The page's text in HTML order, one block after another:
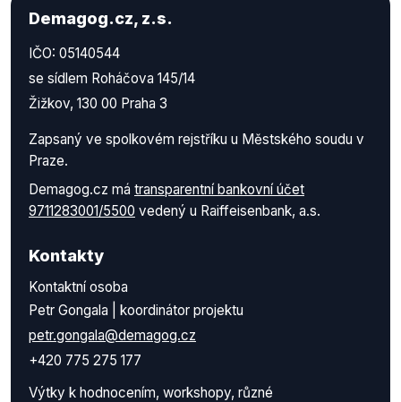
Demagog.cz, z.s.
IČO: 05140544
se sídlem Roháčova 145/14
Žižkov, 130 00 Praha 3
Zapsaný ve spolkovém rejstříku u Městského soudu v
Praze.
Demagog.cz má transparentní bankovní účet
9711283001/5500 vedený u Raiffeisenbank, a.s.
Kontakty
Kontaktní osoba
Petr Gongala | koordinátor projektu
petr.gongala@demagog.cz
+420 775 275 177
Výtky k hodnocením, workshopy, různé